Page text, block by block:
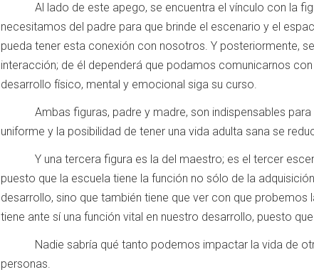
Al lado de este apego, se encuentra el vínculo con la
necesitamos del padre para que brinde el escenario y el
pueda tener esta conexión con nosotros. Y posteriormente,
interacción; de él dependerá que podamos comunicarnos
desarrollo físico, mental y emocional siga su curso.
Ambas figuras, padre y madre, son indispensables para
uniforme y la posibilidad de tener una vida adulta sana se
Y una tercera figura es la del maestro; es el tercer
puesto que la escuela tiene la función no sólo de la
desarrollo, sino que también tiene que ver con que
tiene ante sí una función vital en nuestro desarrollo, puesto
Nadie sabría qué tanto podemos impactar la vida de otro
personas.